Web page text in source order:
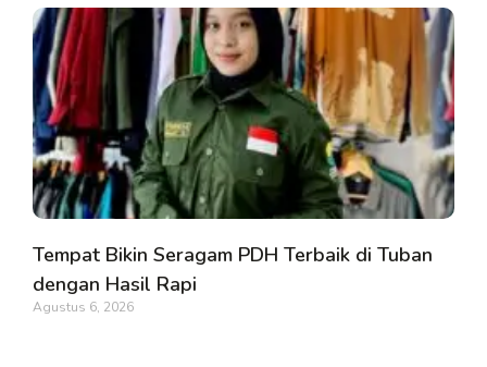
Tempat Bikin Seragam PDH Terbaik di Tuban
dengan Hasil Rapi
Agustus 6, 2026